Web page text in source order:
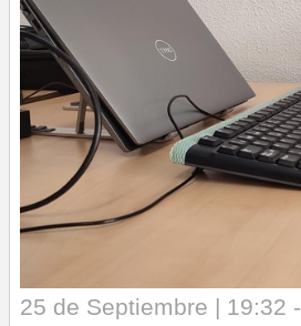
25 de Septiembre | 19:32 -